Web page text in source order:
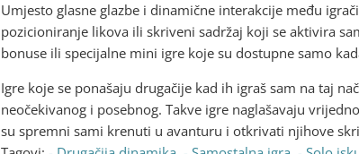
Umjesto glasne glazbe i dinamične interakcije među
pozicioniranje likova ili skriveni sadržaj koji se aktivira
bonuse ili specijalne mini igre koje su dostupne samo
Igre koje se ponašaju drugačije kad ih igraš sam na taj
neočekivanog i posebnog. Takve igre naglašavaju
su spremni sami krenuti u avanturu i otkrivati njihove